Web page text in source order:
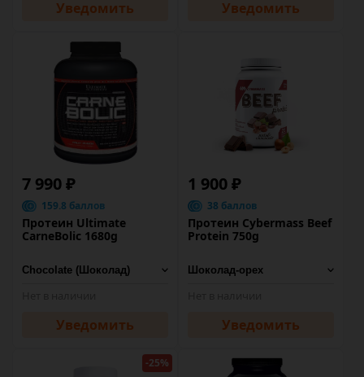
Уведомить Уведомить
7 990 ₽
159.8 баллов
Протеин Ultimate
CarneBolic 1680g
Уведомить
1 900 ₽
38 баллов
Протеин Cybermass Beef
Protein 750g
Уведомить
-25%